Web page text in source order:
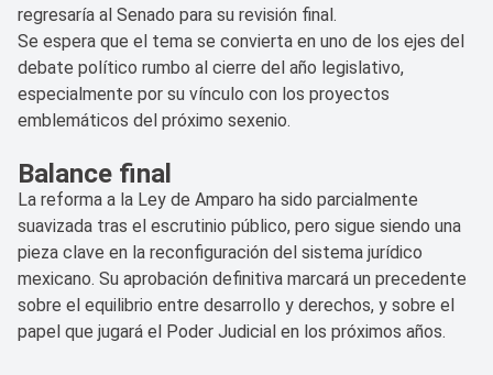
regresaría al Senado para su revisión final.
Se espera que el tema se convierta en uno de los ejes del
debate político rumbo al cierre del año legislativo,
especialmente por su vínculo con los proyectos
emblemáticos del próximo sexenio.
Balance final
La reforma a la Ley de Amparo ha sido parcialmente
suavizada tras el escrutinio público, pero sigue siendo una
pieza clave en la reconfiguración del sistema jurídico
mexicano. Su aprobación definitiva marcará un precedente
sobre el equilibrio entre desarrollo y derechos, y sobre el
papel que jugará el Poder Judicial en los próximos años.